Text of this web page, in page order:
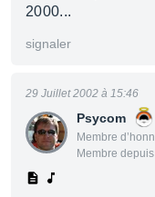
2000...
signaler
Psycom
Membre
Membre
29 Juillet 2002 à 15:46